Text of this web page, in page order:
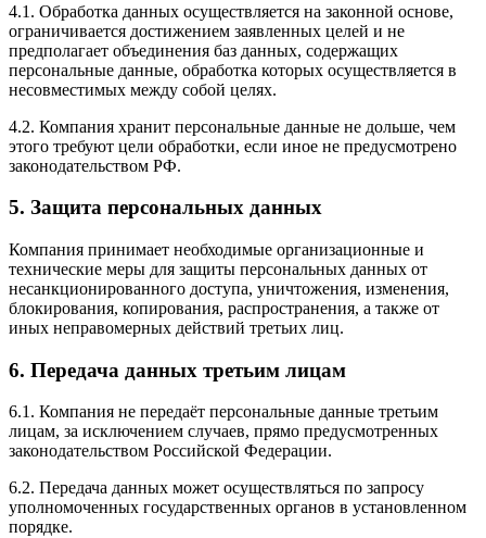
4.1. Обработка данных осуществляется на законной основе,
ограничивается достижением заявленных целей и не
предполагает объединения баз данных, содержащих
персональные данные, обработка которых осуществляется в
несовместимых между собой целях.
4.2. Компания хранит персональные данные не дольше, чем
этого требуют цели обработки, если иное не предусмотрено
законодательством РФ.
5. Защита персональных данных
Компания принимает необходимые организационные и
технические меры для защиты персональных данных от
несанкционированного доступа, уничтожения, изменения,
блокирования, копирования, распространения, а также от
иных неправомерных действий третьих лиц.
6. Передача данных третьим лицам
6.1. Компания не передаёт персональные данные третьим
лицам, за исключением случаев, прямо предусмотренных
законодательством Российской Федерации.
6.2. Передача данных может осуществляться по запросу
уполномоченных государственных органов в установленном
порядке.